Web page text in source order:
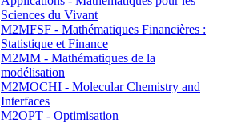
Sciences du Vivant
M2MFSF - Mathématiques Financières :
Statistique et Finance
M2MM - Mathématiques de la
modélisation
M2MOCHI - Molecular Chemistry and
Interfaces
M2OPT - Optimisation